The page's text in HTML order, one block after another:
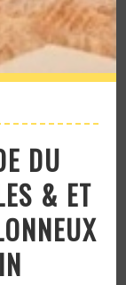
DU
& ET